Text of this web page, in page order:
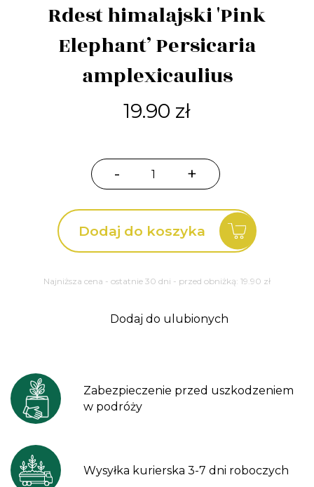
Rdest himalajski 'Pink
Elephant’ Persicaria
amplexicaulius
19.90 zł
-
ilość
himalajski
'Pink
amplexicaulius
+
Dodaj do koszyka
Najniższa cena - ostatnie 30 dni - przed obniżką: 19.90 zł
Dodaj do ulubionych
Zabezpieczenie przed uszkodzeniem
w podróży
Wysyłka kurierska 3-7 dni roboczych